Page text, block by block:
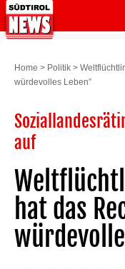
Home > Politik >
würdevolles Leben”
auf
hat das